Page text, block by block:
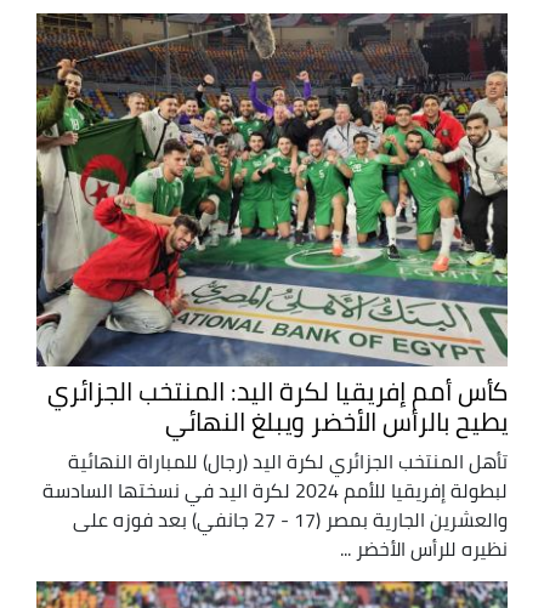
كأس أمم إفريقيا لكرة اليد: المنتخب الجزائري
يطيح بالرأس الأخضر ويبلغ النهائي
تأهل المنتخب الجزائري لكرة اليد (رجال) للمباراة النهائية
لبطولة إفريقيا للأمم 2024 لكرة اليد في نسختها السادسة
والعشرين الجارية بمصر (17 - 27 جانفي) بعد فوزه على
نظيره للرأس الأخضر ...